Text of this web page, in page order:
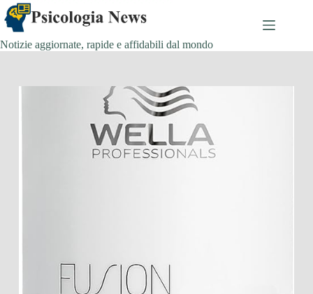
Salta
al
contenuto
Notizie aggiornate, rapide e affidabili dal mondo